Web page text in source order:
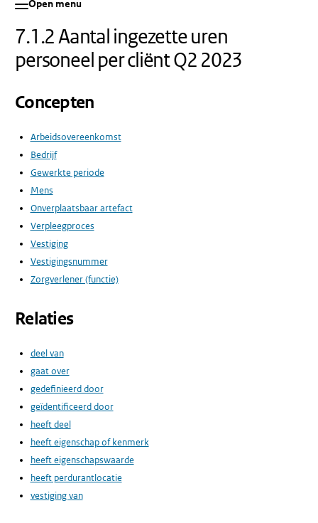
Open menu
7.1.2 Aantal ingezette uren
personeel per cliënt Q2 2023
Concepten
Arbeidsovereenkomst
Bedrijf
Gewerkte periode
Mens
Onverplaatsbaar artefact
Verpleegproces
Vestiging
Vestigingsnummer
Zorgverlener (functie)
Relaties
deel van
gaat over
gedefinieerd door
geïdentificeerd door
heeft deel
heeft eigenschap of kenmerk
heeft eigenschapswaarde
heeft perdurantlocatie
vestiging van